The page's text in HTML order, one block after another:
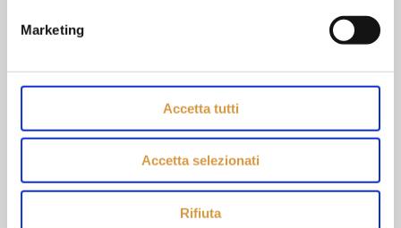
Marketing
Accetta tutti
Accetta selezionati
Rifiuta
Porta del Medio Evo
permettono di vivere e comprendere un territorio di